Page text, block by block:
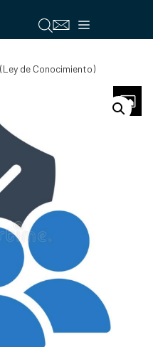
Menú
de Conocimiento)